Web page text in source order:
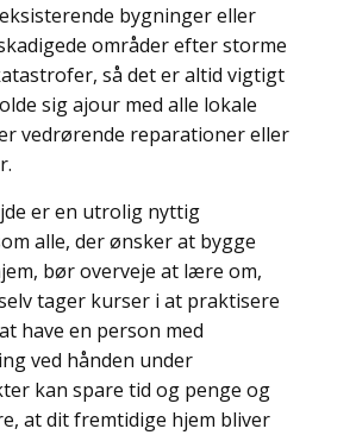
bygninger eller
områder efter storme
så det er altid vigtigt
sig ajour med alle lokale
vedrørende reparationer eller
er en utrolig nyttig
alle, der ønsker at bygge
bør overveje at lære om,
tager kurser i at praktisere
have en person med
ved hånden under
kan spare tid og penge og
at dit fremtidige hjem bliver